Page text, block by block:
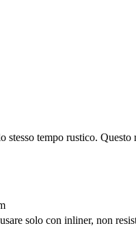
tempo rustico.
solo con inliner, non